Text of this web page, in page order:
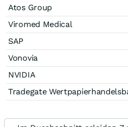
Atos Group
Viromed Medical
SAP
Vonovia
NVIDIA
Tradegate